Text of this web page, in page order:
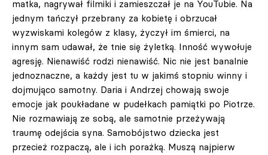
matka, nagrywał filmiki i zamieszczał je na YouTubie. Na
jednym tańczył przebrany za kobietę i obrzucał
wyzwiskami kolegów z klasy, życzył im śmierci, na
innym sam udawał, że tnie się żyletką. Inność wywołuje
agresję. Nienawiść rodzi nienawiść. Nic nie jest banalnie
jednoznaczne, a każdy jest tu w jakimś stopniu winny i
dojmująco samotny. Daria i Andrzej chowają swoje
emocje jak poukładane w pudełkach pamiątki po Piotrze.
Nie rozmawiają ze sobą, ale samotnie przeżywają
traumę odejścia syna. Samobójstwo dziecka jest
przecież rozpaczą, ale i ich porażką. Muszą najpierw